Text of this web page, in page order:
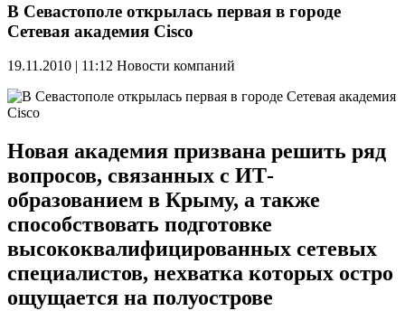
В Севастополе открылась первая в городе
Сетевая академия Cisco
19.11.2010 | 11:12 Новости компаний
Новая академия призвана решить ряд
вопросов, связанных с ИТ-
образованием в Крыму, а также
способствовать подготовке
высококвалифицированных сетевых
специалистов, нехватка которых остро
ощущается на полуострове